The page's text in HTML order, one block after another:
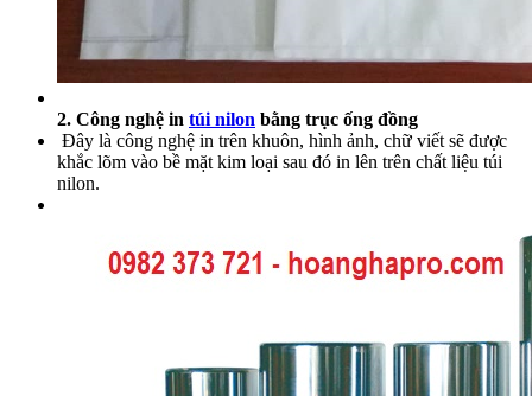
2. Công nghệ in túi nilon bằng trục ống đồng
Đây là công nghệ in trên khuôn, hình ảnh, chữ viết sẽ được
khắc lõm vào bề mặt kim loại sau đó in lên trên chất liệu túi
nilon.